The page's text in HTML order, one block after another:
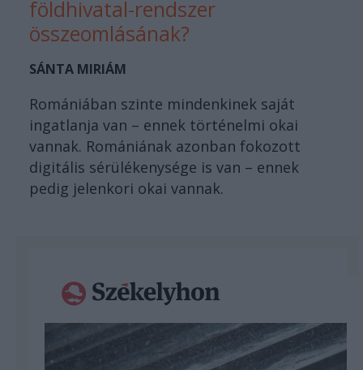
földhivatal-rendszer
összeomlásának?
SÁNTA MIRIÁM
Romániában szinte mindenkinek saját
ingatlanja van – ennek történelmi okai
vannak. Romániának azonban fokozott
digitális sérülékenysége is van – ennek
pedig jelenkori okai vannak.